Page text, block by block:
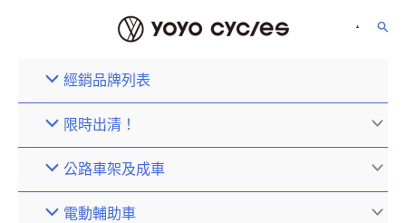
經銷品牌列表
限時出清！
公路車架及成車
電動輔助車